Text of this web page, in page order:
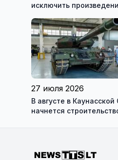
исключить
рекомендуемой
27 июля 2026
В августе в Каунасской
начнется